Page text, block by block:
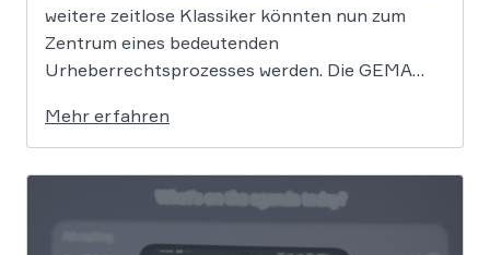
weitere zeitlose Klassiker könnten nun zum
Zentrum eines bedeutenden
Urheberrechtsprozesses werden. Die GEMA
die Rechte ihrer Mitglieder verteidigen. Dem
Unternehmen hinter der populären KI-Musik-
App werden massive
Urheberrechtsverletzungen vorgeworfen. Die
Mehr erfahren